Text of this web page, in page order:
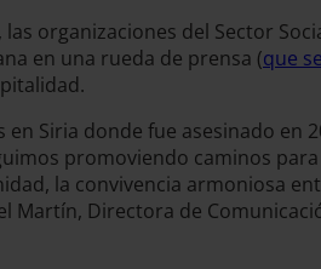
organizaciones del Sector
en una rueda de prensa (que
Siria donde fue asesinado en
promoviendo caminos
la convivencia armoniosa
Martín, Directora de